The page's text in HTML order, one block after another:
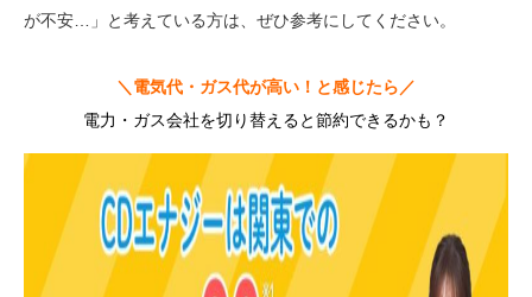
が不安…」と考えている方は、ぜひ参考にしてください。
＼電気代・ガス代が高い！と感じたら／
電力・ガス会社を切り替えると節約できるかも？